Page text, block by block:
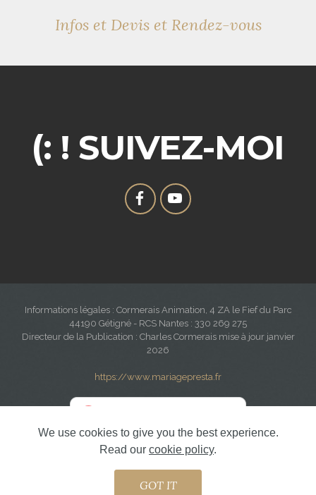
Infos et Devis et Rendez-vous
SUIVEZ-MOI ! :)
Informations légales : Cormerais Animation, 4 ZA le Fief du Parc
44190 Gétigné - RCS Nantes : 330 269 275
Directeur de la Publication : Charles Cormerais mise à jour janvier
2026
https://www.mariagepresta.fr
Charles Cormerais Evénementiel, mariage, fête Loire-Atlantique 44
We use cookies to give you the best experience.
Read our cookie policy.
GOT IT